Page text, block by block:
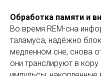
Обработка памяти и
Во время REM-сна
таламуса, надёжно
медленном сне, снова
они транслируют в